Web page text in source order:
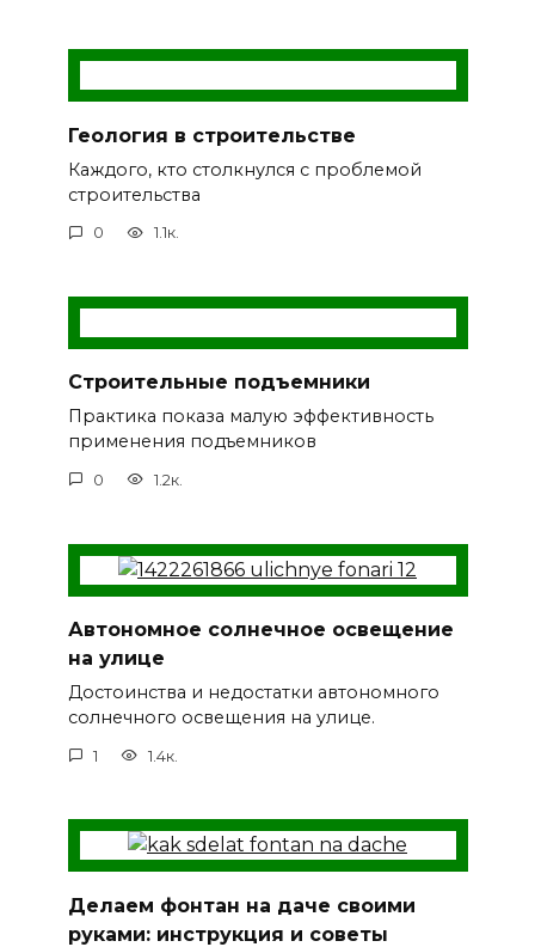
Геология в строительстве
Каждого, кто столкнулся с проблемой
строительства
0 1.1к.
Строительные подъемники
Практика показа малую эффективность
применения подъемников
0 1.2к.
Автономное солнечное освещение
на улице
Достоинства и недостатки автономного
солнечного освещения на улице.
1 1.4к.
Делаем фонтан на даче своими
руками: инструкция и советы